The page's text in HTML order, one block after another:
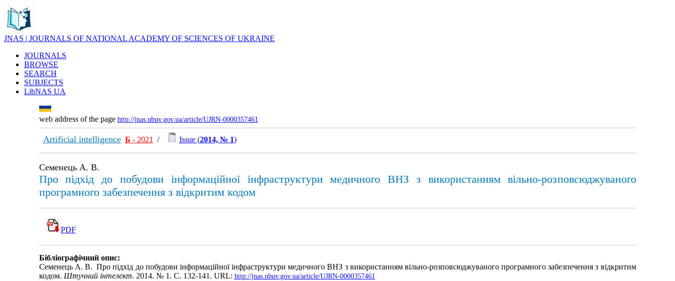
JNAS | JOURNALS OF NATIONAL ACADEMY OF SCIENCES OF UKRAINE
JOURNALS
BROWSE
SEARCH
SUBJECTS
LibNAS UA
web address of the page http://jnas.nbuv.gov.ua/article/UJRN-0000357461
Artificial intelligence Б - 2021 / Issue (2014, № 1)
Семенець А. В.
Про підхід до побудови інформаційної інфраструктури медичного ВНЗ з використанням вільно-розповсюджуваного
програмного забезпечення з відкритим кодом
PDF
Бібліографічний опис:
Семенець А. В. Про підхід до побудови інформаційної інфраструктури медичного ВНЗ з використанням вільно-розповсюджуваного програмного забезпечення з відкритим
кодом. Штучний інтелект. 2014. № 1. С. 132-141. URL: http://jnas.nbuv.gov.ua/article/UJRN-0000357461